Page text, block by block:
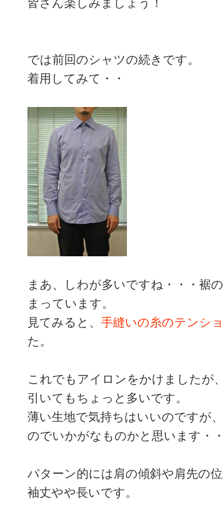
皆さん楽しみましょう！
では前回のシャツの続きです。
着用してみて・・
まあ、しわが多いですね・・・裾
まっています。
見てみると、 手縫いの糸のテンシ
た。
これでもアイロンをかけましたが
引いてもちょっと多いです。
薄い生地で気持ちはいいのですが
のでいかがなものかと思います・
パターン的には肩の傾斜や肩先の
袖丈やや長いです。